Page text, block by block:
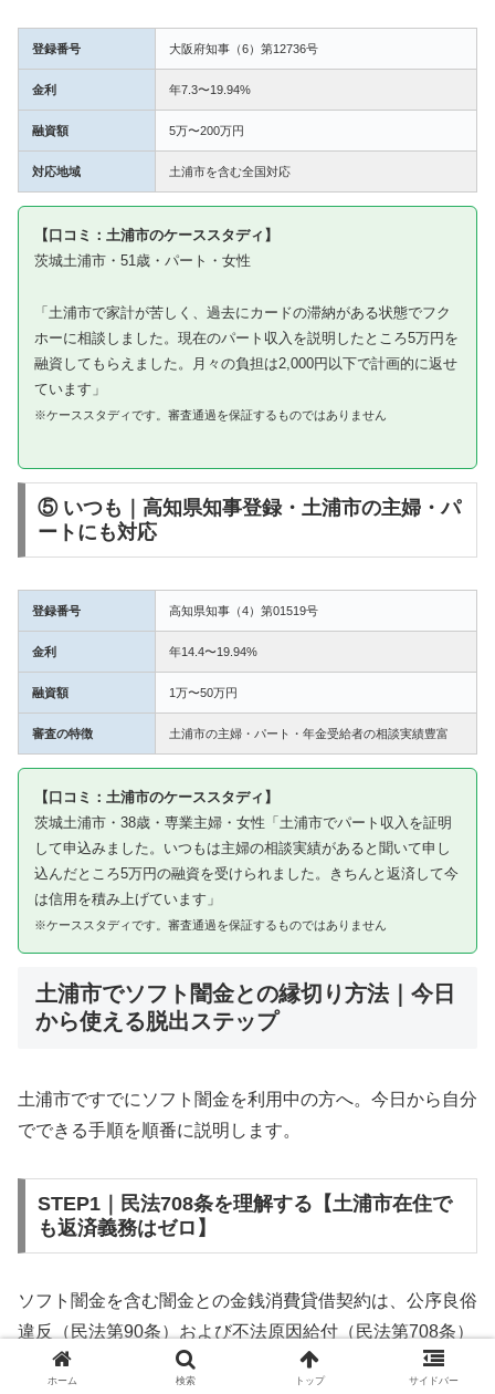
登録番号 大阪府知事（6）第12736号
金利 年7.3〜19.94%
融資額 5万〜200万円
対応地域 土浦市を含む全国対応
【口コミ：土浦市のケーススタディ】
茨城土浦市・51歳・パート・女性
「土浦市で家計が苦しく、過去にカードの滞納がある状態でフク
ホーに相談しました。現在のパート収入を説明したところ5万円を
融資してもらえました。月々の負担は2,000円以下で計画的に返せ
ています」
※ケーススタディです。審査通過を保証するものではありません
⑤ いつも｜高知県知事登録・土浦市の主婦・パ
ートにも対応
登録番号 高知県知事（4）第01519号
金利 年14.4〜19.94%
融資額 1万〜50万円
審査の特徴 土浦市の主婦・パート・年金受給者の相談実績豊富
【口コミ：土浦市のケーススタディ】
茨城土浦市・38歳・専業主婦・女性「土浦市でパート収入を証明
して申込みました。いつもは主婦の相談実績があると聞いて申し
込んだところ5万円の融資を受けられました。きちんと返済して今
は信用を積み上げています」
※ケーススタディです。審査通過を保証するものではありません
土浦市でソフト闇金との縁切り方法｜今日
から使える脱出ステップ
土浦市ですでにソフト闇金を利用中の方へ。今日から自分
でできる手順を順番に説明します。
STEP1｜民法708条を理解する【土浦市在住で
も返済義務はゼロ】
ソフト闇金を含む闇金との金銭消費貸借契約は、公序良俗
違反（民法第90条）および不法原因給付（民法第708条）
に該当するため、法的には無効です。土浦市在住であって
ホーム 検索 トップ サイドバー